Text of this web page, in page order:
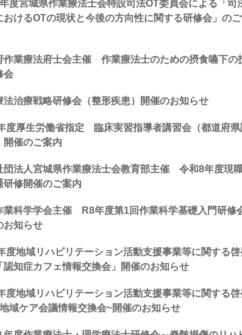
度宮城県作業療法士会特設司法OT委員会による「司
おけるOTの現状と今後の方向性に関する研修会」のご
作業療法府士会主催 作業療法士のための摂食嚥下の
会
法治療戦略研修会（整形疾患）開催のお知らせ
度厚生労働省指定 臨床実習指導者講習会（都道府県
開催のご案内
団法人宮城県作業療法士会教育部主催 令和8年度現
研修開催のご案内
業科学学会主催 R8年度第1回作業科学基礎入門研修
お知らせ
度地域リハビリテーション活動支援事業等に関する啓
認知症カフェ情報交換会」開催のお知らせ
度地域リハビリテーション活動支援事業等に関する啓
域ケア会議情報交換会~開催のお知らせ